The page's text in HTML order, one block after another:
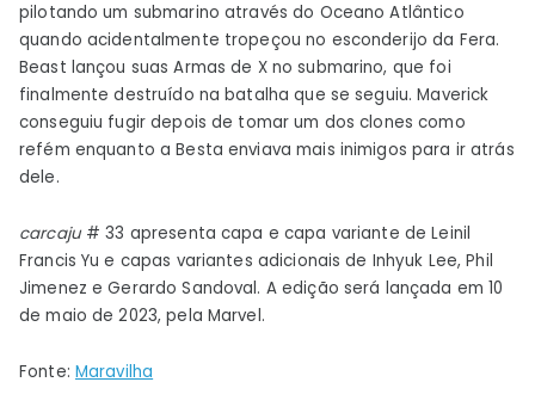
pilotando um submarino através do Oceano Atlântico
quando acidentalmente tropeçou no esconderijo da Fera.
Beast lançou suas Armas de X no submarino, que foi
finalmente destruído na batalha que se seguiu. Maverick
conseguiu fugir depois de tomar um dos clones como
refém enquanto a Besta enviava mais inimigos para ir atrás
dele.
carcaju # 33 apresenta capa e capa variante de Leinil
Francis Yu e capas variantes adicionais de Inhyuk Lee, Phil
Jimenez e Gerardo Sandoval. A edição será lançada em 10
de maio de 2023, pela Marvel.
Fonte: Maravilha